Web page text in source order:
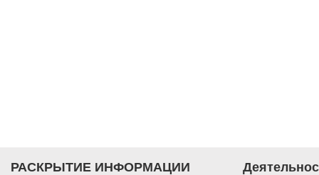
РАСКРЫТИЕ ИНФОРМАЦИИ